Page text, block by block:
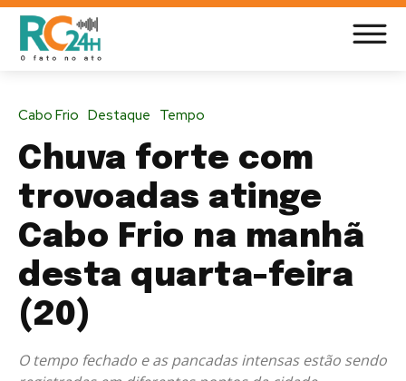
Cabo Frio Destaque Tempo
Chuva forte com
trovoadas atinge
Cabo Frio na manhã
desta quarta-feira
(20)
O tempo fechado e as pancadas intensas estão sendo